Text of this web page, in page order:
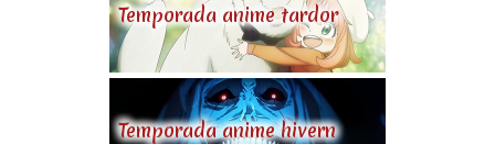
Temporada anime tardor
Temporada anime hivern